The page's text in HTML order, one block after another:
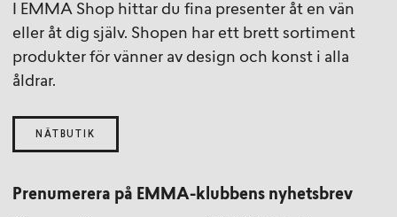
I EMMA Shop hittar du fina presenter åt en vän
eller åt dig själv. Shopen har ett brett sortiment
produkter för vänner av design och konst i alla
åldrar.
NÄTBUTIK
Prenumerera på EMMA-klubbens nyhetsbrev